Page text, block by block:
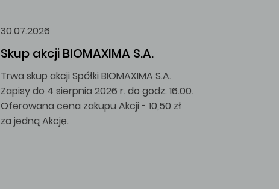
30.07.2026
Skup akcji BIOMAXIMA S.A.
Trwa skup akcji Spółki BIOMAXIMA S.A.
Zapisy do 4 sierpnia 2026 r. do godz. 16.00.
Oferowana cena zakupu Akcji - 10,50 zł
za jedną Akcję.